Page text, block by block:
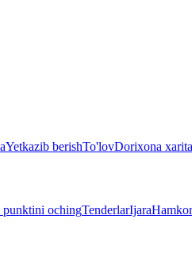
Yetkazib berishTo'lovDorixona
punktini ochingTenderlarIjara